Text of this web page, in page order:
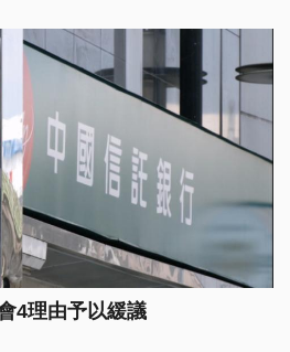
4理由予以緩議